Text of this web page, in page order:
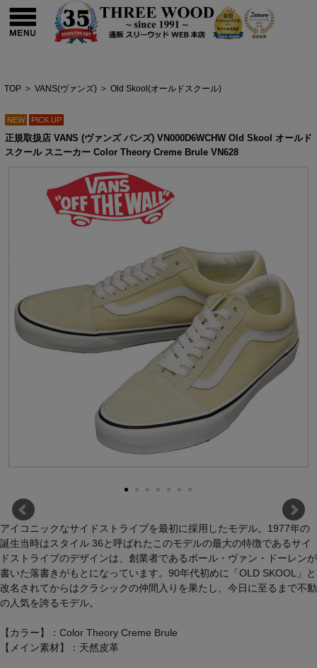
TOP > VANS(ヴァンズ) > Old Skool(オールドスクール)
NEW PICK UP
正規取扱店 VANS (ヴァンズ バンズ) VN000D6WCHW Old Skool オールド
スクール スニーカー Color Theory Creme Brule VN628
アイコニックなサイドストライプを最初に採用したモデル。1977年の
誕生当時はスタイル 36と呼ばれたこのモデルの最大の特徴であるサイ
ドストライプのデザインは、創業者であるポール・ヴァン・ドーレンが
書いた落書きがもとになっています。90年代初めに「OLD SKOOL」と
改名されてからはクラシックの仲間入りを果たし、今日に至るまで不動
の人気を誇るモデル。
【カラー】：Color Theory Creme Brule
【メイン素材】：天然皮革